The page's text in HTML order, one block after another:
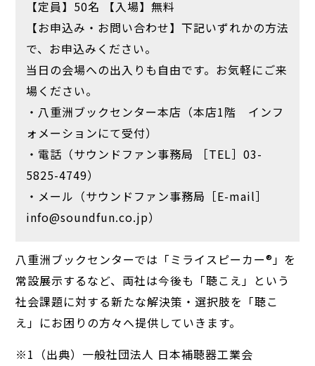
【定員】50名 【入場】無料
【お申込み・お問い合わせ】下記いずれかの方法
で、お申込みください。
当日の会場への出入りも自由です。お気軽にご来
場ください。
・八重洲ブックセンター本店（本店1階 インフ
ォメーションにて受付）
・電話（サウンドファン事務局 ［TEL］03-
5825-4749）
・メール（サウンドファン事務局［E-mail］
info@soundfun.co.jp）
八重洲ブックセンターでは「ミライスピーカー®」を
常設展示するなど、両社は今後も「聴こえ」という
社会課題に対する新たな解決策・選択肢を「聴こ
え」にお困りの方々へ提供していきます。
※1（出典）一般社団法人 日本補聴器工業会